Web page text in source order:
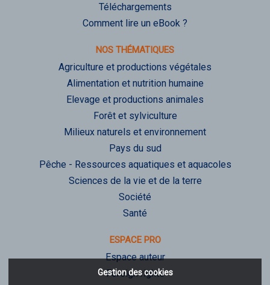
Gestion des cookies
Téléchargements
Comment lire un eBook ?
NOS THÉMATIQUES
Agriculture et productions végétales
Alimentation et nutrition humaine
Elevage et productions animales
Forêt et sylviculture
Milieux naturels et environnement
Pays du sud
Pêche - Ressources aquatiques et aquacoles
Sciences de la vie et de la terre
Société
Santé
ESPACE PRO
Espace auteur
Foreign rights